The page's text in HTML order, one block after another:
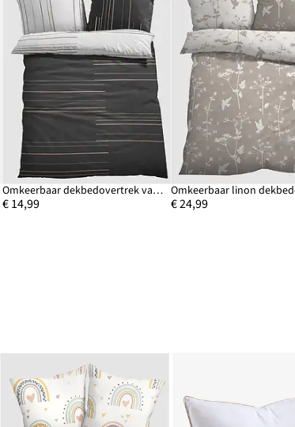
Omkeerbaar dekbedovertrek van katoenmix
€ 14,99 € 24,99